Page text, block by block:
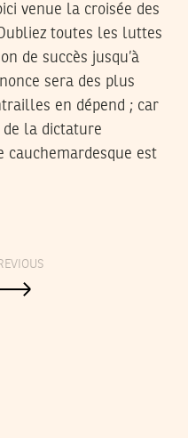
venue la croisée des
toutes les luttes
de succès jusqu’à
sera des plus
en dépend ; car
la dictature
cauchemardesque est